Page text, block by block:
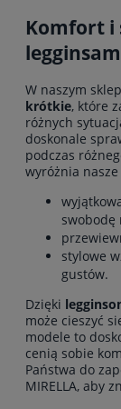
Komfort i
W naszym
krótkie, które
różnych
doskonale
podczas
wyróżnia
swobodę
stylowe
gustów.
Dzięki
może cieszyć
modele to
cenią sobie
Państwa do
MIRELLA, aby